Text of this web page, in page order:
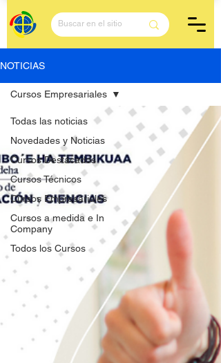
NOTICIAS
Todas las noticias
Novedades y Noticias
Cursos Destacados
Cursos Técnicos
Cursos Empresariales
Cursos a medida e In
Company
Todos los Cursos
Cursos Empresariales